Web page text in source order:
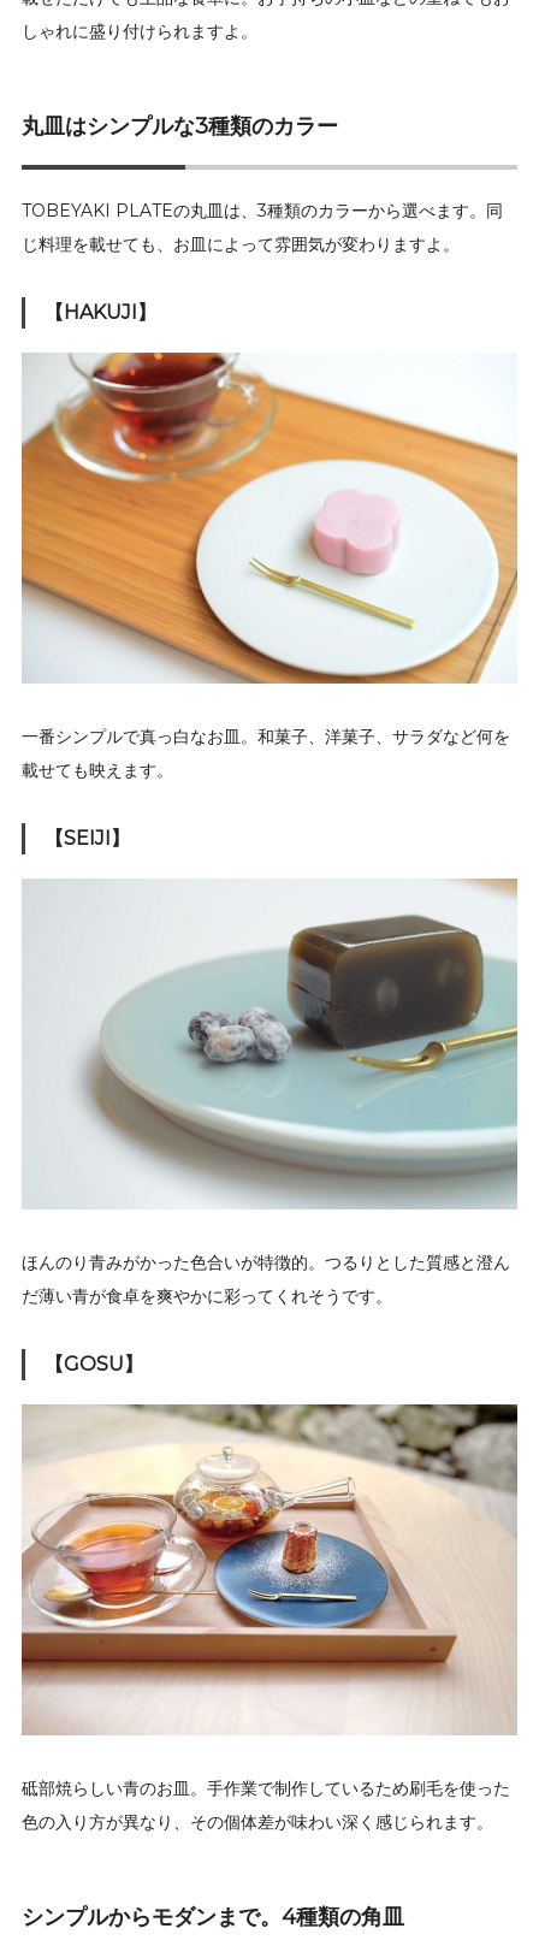
しゃれに盛り付けられますよ。
丸皿はシンプルな3種類のカラー
TOBEYAKI PLATEの丸皿は、3種類のカラーから選べます。同
じ料理を載せても、お皿によって雰囲気が変わりますよ。
【HAKUJI】
一番シンプルで真っ白なお皿。和菓子、洋菓子、サラダなど何を
載せても映えます。
【SEIJI】
ほんのり青みがかった色合いが特徴的。つるりとした質感と澄ん
だ薄い青が食卓を爽やかに彩ってくれそうです。
【GOSU】
砥部焼らしい青のお皿。手作業で制作しているため刷毛を使った
色の入り方が異なり、その個体差が味わい深く感じられます。
シンプルからモダンまで。4種類の角皿